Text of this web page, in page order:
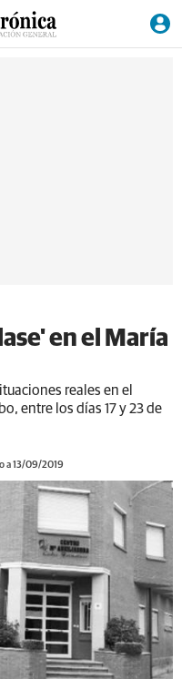
en el María
reales en el
entre los días 17 y 23 de
a 13/09/2019